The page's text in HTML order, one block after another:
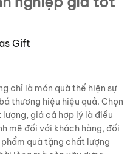
Gift
chỉ là món quà thể hiện sự
thương hiệu hiệu quả. Chọn
lượng, giá cả hợp lý là điều
mẽ đối với khách hàng, đối
quà tặng chất lượng